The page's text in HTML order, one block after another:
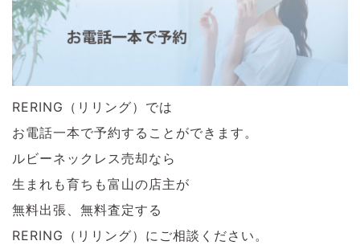
RERING（リリング）では
お電話一本で予約することができます。
ルビーネックレス売却なら
生まれも育ちも富山の店主が
無料出張、無料査定する
RERING（リリング）にご相談ください。